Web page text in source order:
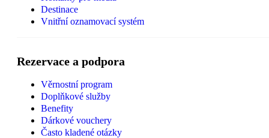
Destinace
Vnitřní oznamovací systém
Rezervace a podpora
Věrnostní program
Doplňkové služby
Benefity
Dárkové vouchery
Často kladené otázky